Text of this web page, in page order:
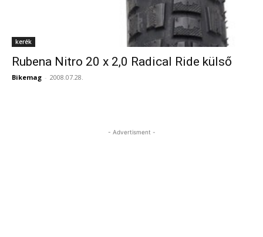
kerék
Rubena Nitro 20 x 2,0 Radical Ride külső
Bikemag - 2008.07.28.
- Advertisment -